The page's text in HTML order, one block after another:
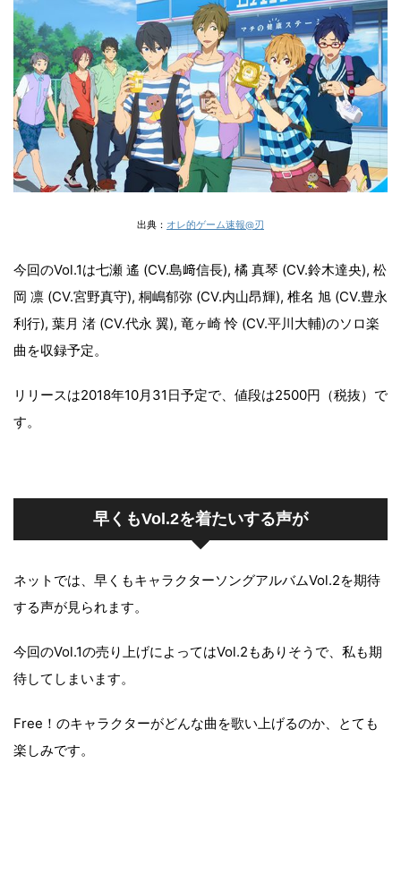
出典： オレ的ゲーム速報@刃
今回のVol.1は七瀬 遙 (CV.島﨑信長), 橘 真琴 (CV.鈴木達央), 松
岡 凛 (CV.宮野真守), 桐嶋郁弥 (CV.内山昂輝), 椎名 旭 (CV.豊永
利行), 葉月 渚 (CV.代永 翼), 竜ヶ崎 怜 (CV.平川大輔)のソロ楽
曲を収録予定。
リリースは2018年10月 31 日予定で、値段は2500円（税抜）で
す。
早くもVol.2を着たいする声が
ネットでは、早くもキャラクターソングアルバムVol.2を期待
する声が見られます。
今回のVol.1の売り上げによってはVol.2もありそうで、私も期
待してしまいます。
Free ！のキャラクターがどんな曲を歌い上げるのか、とても
楽しみです。